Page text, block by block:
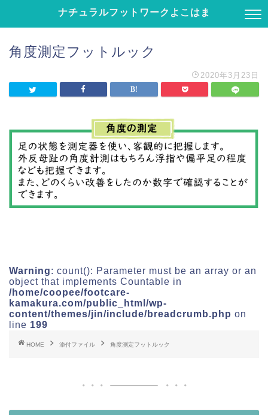
ナチュラルフットワークよこはま
角度測定フットルック
2020年3月23日
Warning: count(): Parameter must be an array or an
object that implements Countable in
/home/coopee/footcare-
kamakura.com/public_html/wp-
content/themes/jin/include/breadcrumb.php on
line 199
HOME 添付ファイル 角度測定フットルック